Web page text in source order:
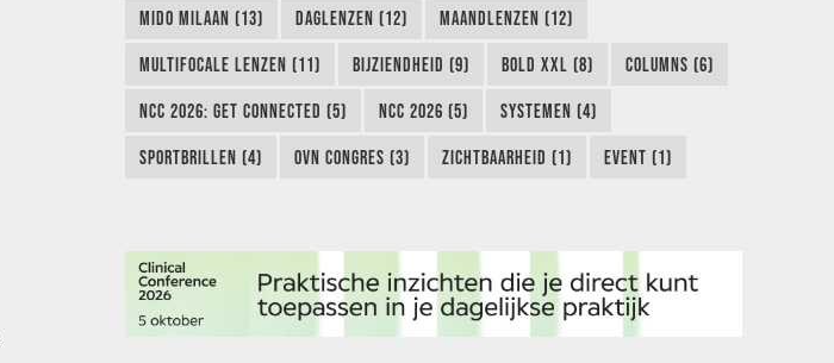
MIDO MILAAN (13) DAGLENZEN (12) MAANDLENZEN (12)
MULTIFOCALE LENZEN (11) BIJZIENDHEID (9) BOLD XXL (8) COLUMNS (6)
NCC 2026: GET CONNECTED (5) NCC 2026 (5) SYSTEMEN (4)
SPORTBRILLEN (4) OVN CONGRES (3) ZICHTBAARHEID (1) EVENT (1)